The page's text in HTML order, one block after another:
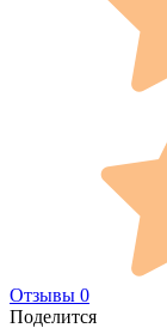
Отзывы 0
Поделится